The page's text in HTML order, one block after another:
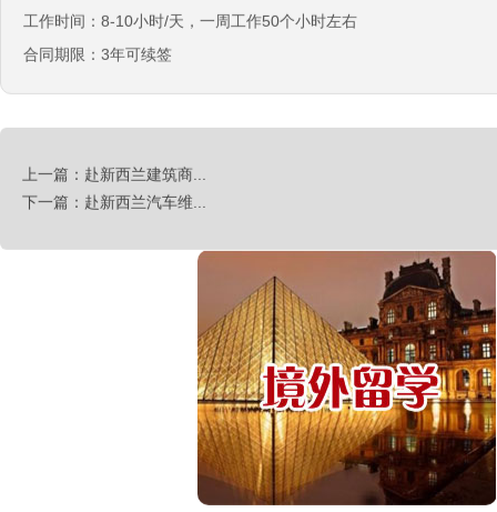
工作时间：8-10小时/天，一周工作50个小时左右
合同期限：3年可续签
上一篇：赴新西兰建筑商...
下一篇：赴新西兰汽车维...
￥月薪2100欧元
荷兰-铁板烧厨师
￥月薪2100欧元
新西兰-按摩师
￥200纽币/天+提成
荷兰-中餐厨师
￥税后月薪2100欧
韩国-烤鸭师傅
￥260-350万韩币